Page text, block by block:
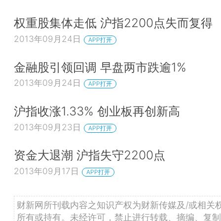
权重股集体走低 沪指2200点失而复得
2013年09月24日 APP打开
金融股引领回调 早盘两市跌逾1%
2013年09月24日 APP打开
沪指收涨1.33% 创业板再创新高
2013年09月23日 APP打开
资金大退潮 沪指失守2200点
2013年09月17日 APP打开
财新网所刊载内容之知识产权为财新传媒及/或相关
所有或持有。未经许可，禁止进行转载、摘编、复